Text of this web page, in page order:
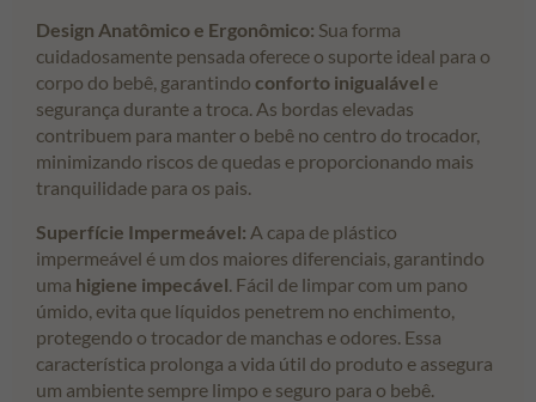
Design Anatômico e Ergonômico: Sua forma
cuidadosamente pensada oferece o suporte ideal para o
corpo do bebê, garantindo conforto inigualável e
segurança durante a troca. As bordas elevadas
contribuem para manter o bebê no centro do trocador,
minimizando riscos de quedas e proporcionando mais
tranquilidade para os pais.
Superfície Impermeável: A capa de plástico
impermeável é um dos maiores diferenciais, garantindo
uma higiene impecável. Fácil de limpar com um pano
úmido, evita que líquidos penetrem no enchimento,
protegendo o trocador de manchas e odores. Essa
característica prolonga a vida útil do produto e assegura
um ambiente sempre limpo e seguro para o bebê.